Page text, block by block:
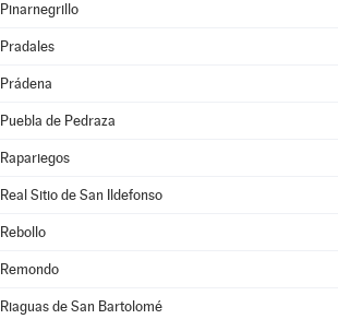
Pinarnegrillo
Pradales
Prádena
Puebla de Pedraza
Rapariegos
Real Sitio de San Ildefonso
Rebollo
Remondo
Riaguas de San Bartolomé